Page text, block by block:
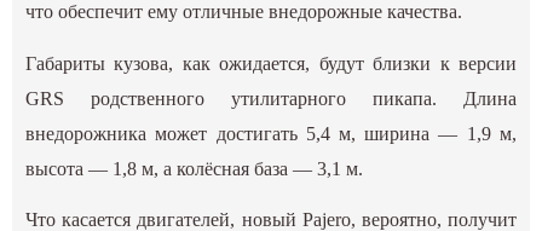
что обеспечит ему отличные внедорожные качества.
Габариты кузова, как ожидается, будут близки к версии
GRS родственного утилитарного пикапа. Длина
внедорожника может достигать 5,4 м, ширина — 1,9 м,
высота — 1,8 м, а колёсная база — 3,1 м.
Что касается двигателей, новый Pajero, вероятно, получит